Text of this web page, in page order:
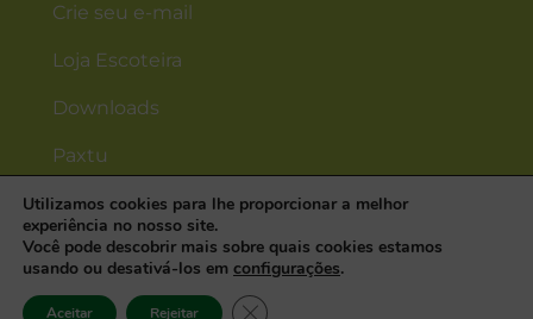
Crie seu e-mail
Loja Escoteira
Downloads
Paxtu
Utilizamos cookies para lhe proporcionar a melhor
experiência no nosso site.
Você pode descobrir mais sobre quais cookies estamos
usando ou desativá-los em configurações.
Aceitar Rejeitar Close GDPR Cookie Banner